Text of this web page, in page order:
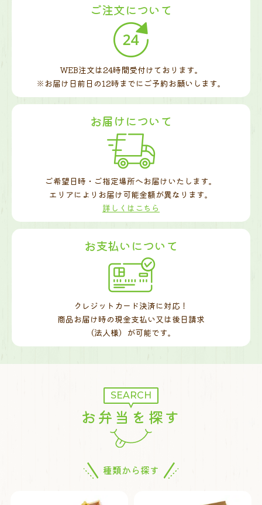
ご注文について
WEB注文は24時間受付けております。
※お届け日前日の12時までにご予約お願いします。
お届けについて
ご希望日時・ご指定場所へお届けいたします。
エリアによりお届け可能金額が異なります。
詳しくはこちら
お支払いについて
クレジットカード決済に対応！
商品お届け時の現金支払い又は後日請求
（法人様）が可能です。
SEARCH
お弁当を探す
種類から探す